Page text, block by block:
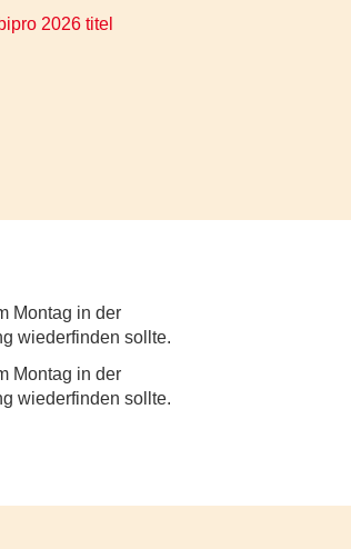
Montag in der
wiederfinden sollte.
Montag in der
wiederfinden sollte.